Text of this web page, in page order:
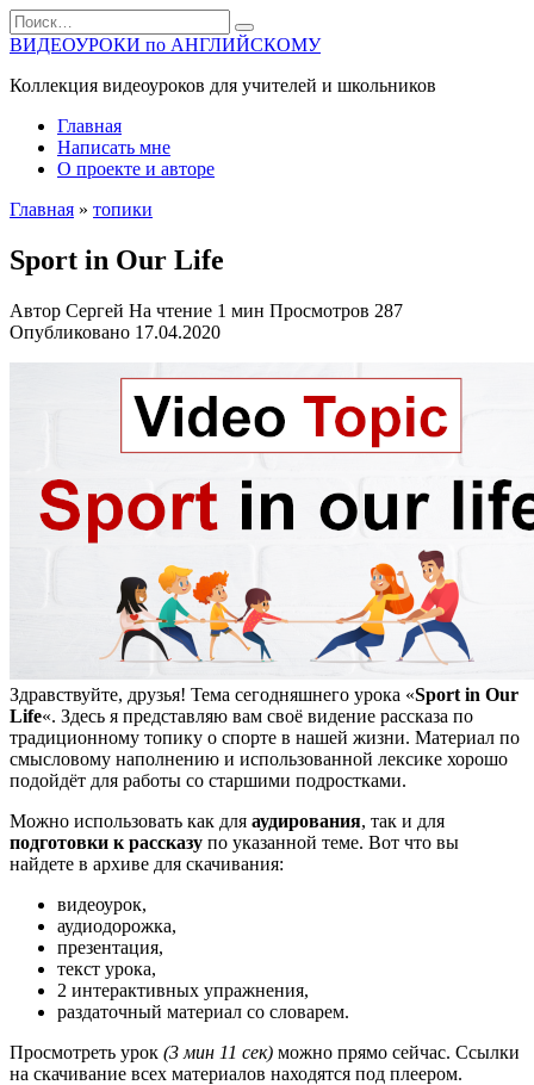
Перейти
к
содержанию
Search
for:
ВИДЕОУРОКИ по АНГЛИЙСКОМУ
Коллекция видеоуроков для учителей и школьников
Главная
Написать мне
О проекте и авторе
Главная » топики
Sport in Our Life
Автор Сергей На чтение 1 мин Просмотров 287
Опубликовано 17.04.2020
Здравствуйте, друзья! Тема сегодняшнего урока «Sport in Our
Life«. Здесь я представляю вам своё видение рассказа по
традиционному топику о спорте в нашей жизни. Материал по
смысловому наполнению и использованной лексике хорошо
подойдёт для работы со старшими подростками.
Можно использовать как для аудирования, так и для
подготовки к рассказу по указанной теме. Вот что вы
найдете в архиве для скачивания:
видеоурок,
аудиодорожка,
презентация,
текст урока,
2 интерактивных упражнения,
раздаточный материал со словарем.
Просмотреть урок (3 мин 11 сек) можно прямо сейчас. Ссылки
на скачивание всех материалов находятся под плеером.